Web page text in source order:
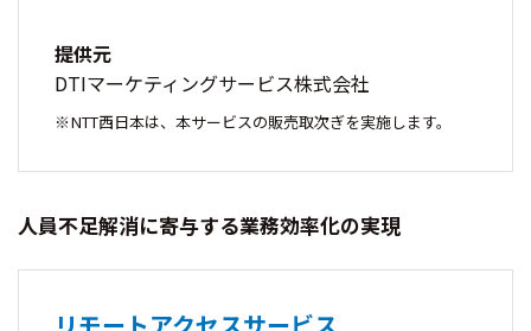
提供元
DTIマーケティングサービス株式会社
NTT西日本は、本サービスの販売取次ぎを実施します。
人員不足解消に寄与する業務効率化の実現